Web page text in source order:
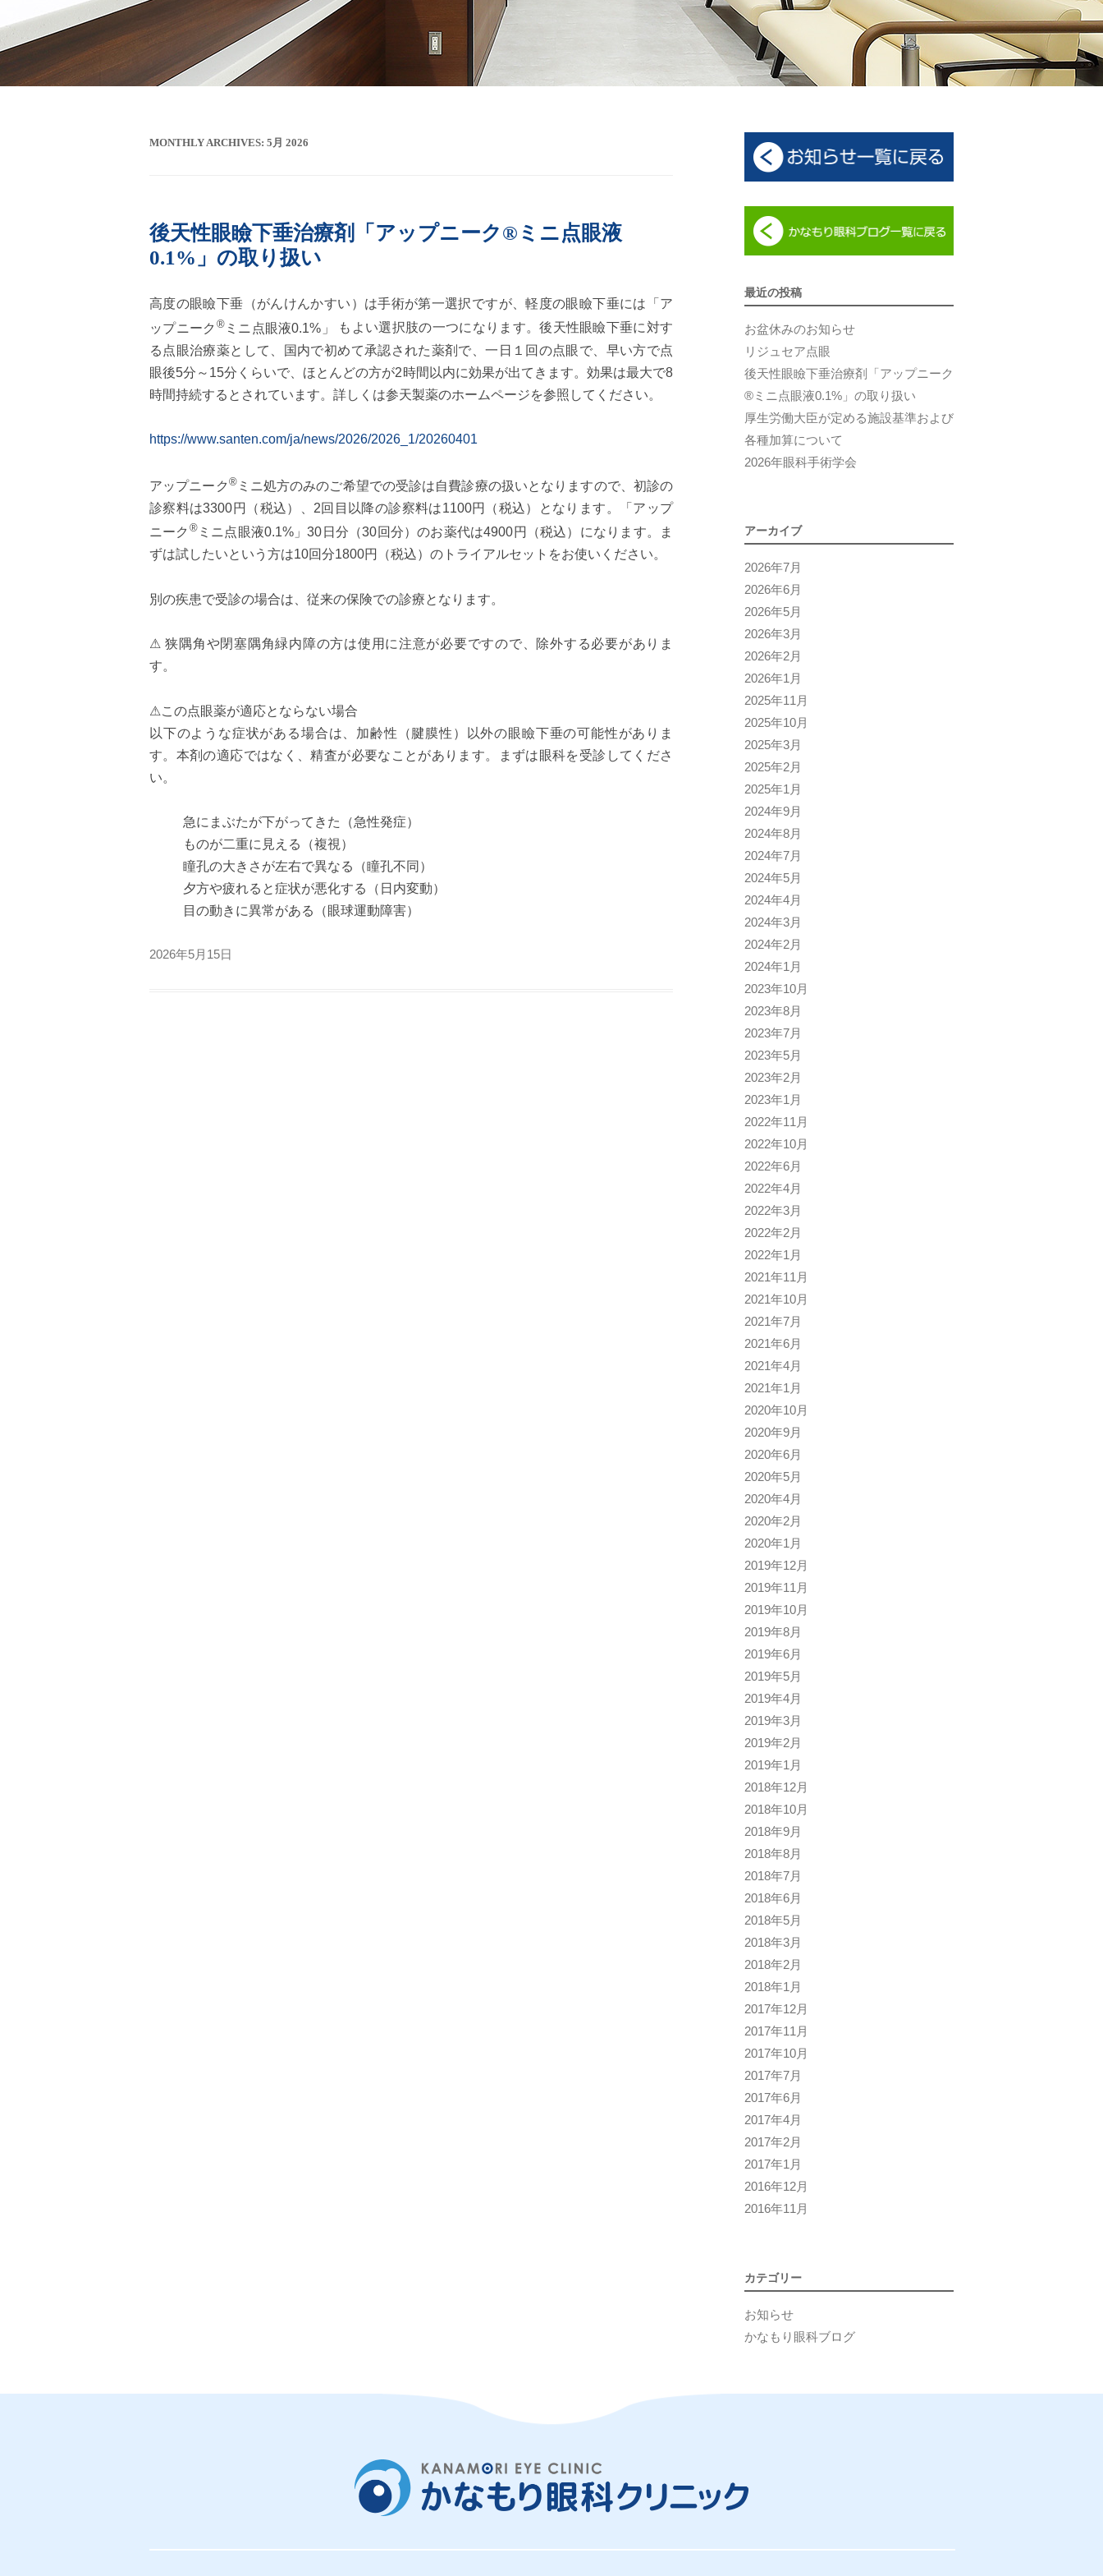
MONTHLY ARCHIVES: 5月 2026
後天性眼瞼下垂治療剤「アップニーク®ミニ点眼液
0.1%」の取り扱い
高度の眼瞼下垂（がんけんかすい）は手術が第一選択ですが、軽度の眼瞼下垂には 「ア
ップニーク ®ミニ点眼液0.1%」
もよい選択肢の一つになります。後天性眼瞼下垂に対す
る点眼治療薬として、国内で初めて承認された薬剤で、一日１回の点眼で、早い方で点
眼後5分～15分くらいで、ほとんどの方が2時間以内に効果が出てきます。効果は最大で8
時間持続するとされています。詳しくは参天製薬のホームページを参照してください。
https://www.santen.com/ja/news/2026/2026_1/20260401
アップニーク ®ミニ処方のみのご希望での受診は自費診療の扱いとなりますので、初診の
診察料は3300円（税込）、2回目以降の診察料は1100円（税込）となります。「アップ
ニーク ®ミニ点眼液0.1%」30日分（30回分）のお薬代は4900円（税込）になります。ま
ずは試したいという方は10回分1800円
（税込）のトライアルセットをお使いください。
別の疾患で受診の場合は、従来の保険での診療となります。
⚠ 狭隅角や閉塞隅角緑内障の方は使用に注意が必要ですので、除外する必要がありま
す。
⚠この点眼薬が適応とならない場合
以下のような症状がある場合は、加齢性（腱膜性）以外の眼瞼下垂の可能性がありま
す。本剤の適応ではなく、精査が必要なことがあります。まずは眼科を受診してくださ
い。
急にまぶたが下がってきた（急性発症）
ものが二重に見える（複視）
瞳孔の大きさが左右で異なる（瞳孔不同）
夕方や疲れると症状が悪化する（日内変動）
目の動きに異常がある（眼球運動障害）
2026年5月15日
最近の投稿
お盆休みのお知らせ
リジュセア点眼
後天性眼瞼下垂治療剤「アップニーク
®ミニ点眼液0.1%」の取り扱い
厚生労働大臣が定める施設基準および
各種加算について
2026年眼科手術学会
アーカイブ
2026年7月
2026年6月
2026年5月
2026年3月
2026年2月
2026年1月
2025年11月
2025年10月
2025年3月
2025年2月
2025年1月
2024年9月
2024年8月
2024年7月
2024年5月
2024年4月
2024年3月
2024年2月
2024年1月
2023年10月
2023年8月
2023年7月
2023年5月
2023年2月
2023年1月
2022年11月
2022年10月
2022年6月
2022年4月
2022年3月
2022年2月
2022年1月
2021年11月
2021年10月
2021年7月
2021年6月
2021年4月
2021年1月
2020年10月
2020年9月
2020年6月
2020年5月
2020年4月
2020年2月
2020年1月
2019年12月
2019年11月
2019年10月
2019年8月
2019年6月
2019年5月
2019年4月
2019年3月
2019年2月
2019年1月
2018年12月
2018年10月
2018年9月
2018年8月
2018年7月
2018年6月
2018年5月
2018年3月
2018年2月
2018年1月
2017年12月
2017年11月
2017年10月
2017年7月
2017年6月
2017年4月
2017年2月
2017年1月
2016年12月
2016年11月
カテゴリー
お知らせ
かなもり眼科ブログ